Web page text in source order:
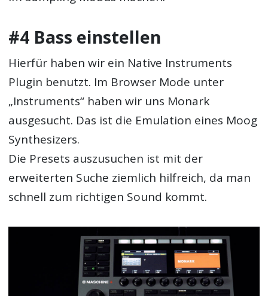
#4 Bass einstellen
Hierfür haben wir ein Native Instruments
Plugin benutzt. Im Browser Mode unter
„Instruments“ haben wir uns Monark
ausgesucht. Das ist die Emulation eines Moog
Synthesizers.
Die Presets auszusuchen ist mit der
erweiterten Suche ziemlich hilfreich, da man
schnell zum richtigen Sound kommt.